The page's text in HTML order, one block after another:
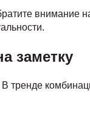
заметку
тренде